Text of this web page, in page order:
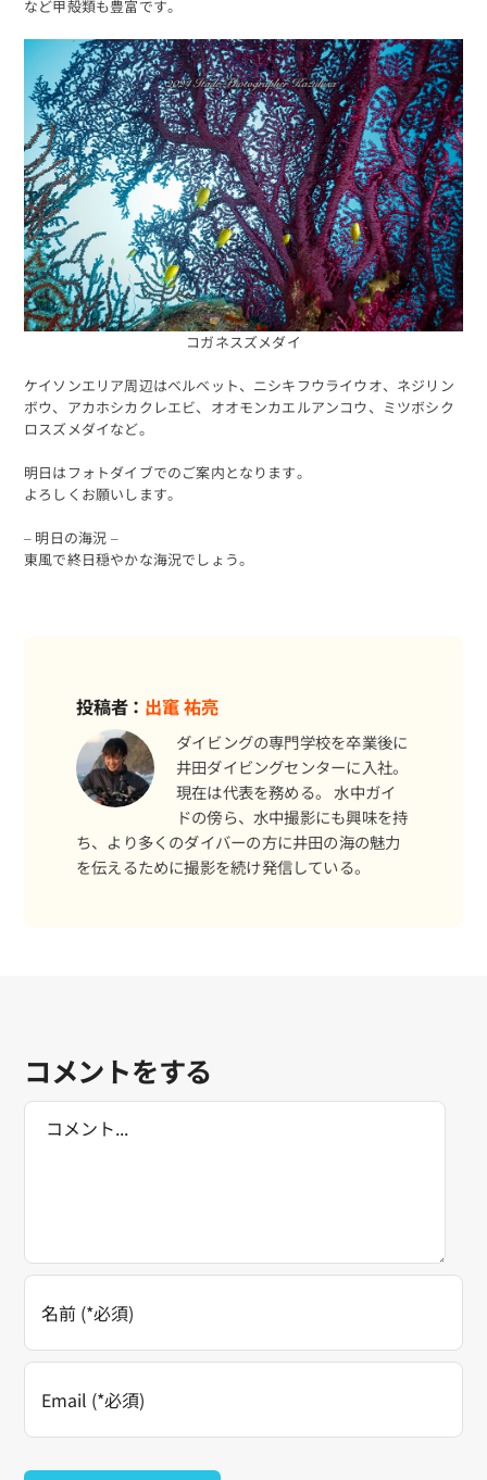
など甲殻類も豊富です。
コガネスズメダイ
ケイソンエリア周辺はベルベット、ニシキフウライウオ、ネジリン
ボウ、アカホシカクレエビ、オオモンカエルアンコウ、ミツボシク
ロスズメダイなど。
明日はフォトダイブでのご案内となります。
よろしくお願いします。
– 明日の海況 –
東風で終日穏やかな海況でしょう。
投稿者： 出竃 祐亮
ダイビングの専門学校を卒業後に
井田ダイビングセンターに入社。
現在は代表を務める。 水中ガイ
ドの傍ら、水中撮影にも興味を持
ち、より多くのダイバーの方に井田の海の魅力
を伝えるために撮影を続け発信している。
コメントをする
Comment